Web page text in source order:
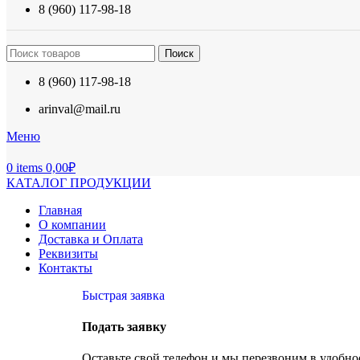
8 (960) 117-98-18
Поиск
8 (960) 117-98-18
arinval@mail.ru
Меню
0 items 0,00₽
КАТАЛОГ ПРОДУКЦИИ
Главная
О компании
Доставка и Оплата
Реквизиты
Контакты
Быстрая заявка
Подать заявку